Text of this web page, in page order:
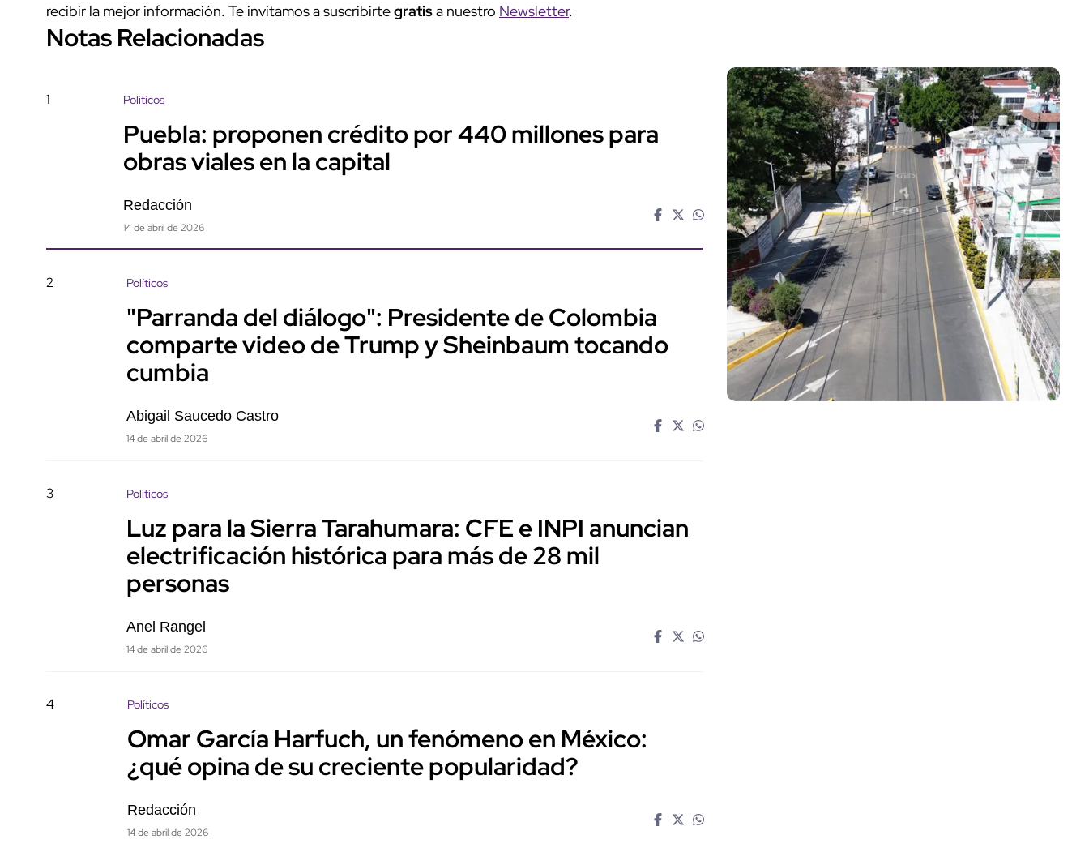
recibir la mejor información. Te invitamos a suscribirtegratisa nuestro Newsletter.
Notas Relacionadas
1 Políticos
Puebla: proponen crédito por 440 millones para
obras viales en la capital
Redacción
14 de abril de 2026
2 Políticos
"Parranda del diálogo": Presidente de Colombia
comparte video de Trump y Sheinbaum tocando
cumbia
Abigail Saucedo Castro
14 de abril de 2026
3 Políticos
Luz para la Sierra Tarahumara: CFE e INPI anuncian
electrificación histórica para más de 28 mil
personas
Anel Rangel
14 de abril de 2026
4 Políticos
Omar García Harfuch, un fenómeno en México:
¿qué opina de su creciente popularidad?
Redacción
14 de abril de 2026